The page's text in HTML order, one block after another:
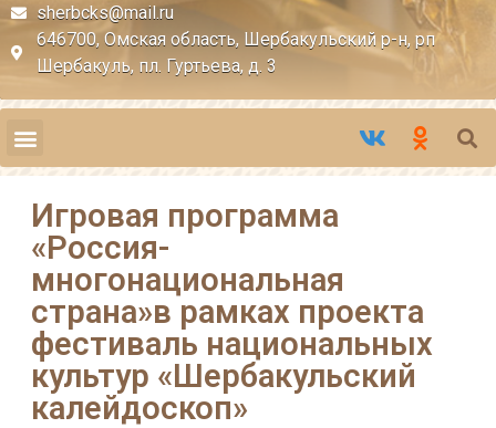
sherbcks@mail.ru
646700, Омская область, Шербакульский р-н, рп
Шербакуль, пл. Гуртьева, д. 3
Игровая программа
«Россия-
многонациональная
страна»в рамках проекта
фестиваль национальных
культур «Шербакульский
калейдоскоп»